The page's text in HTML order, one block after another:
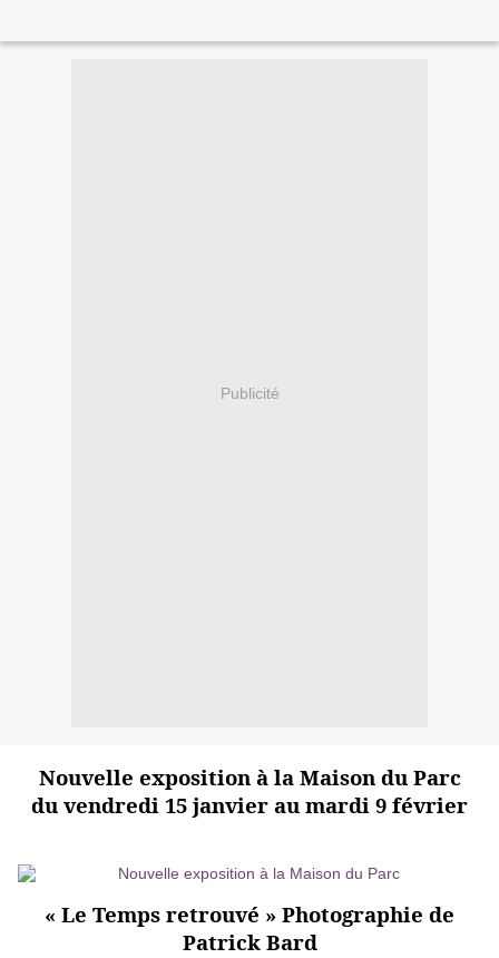
Publicité
Nouvelle exposition à la Maison du Parc
du vendredi 15 janvier au mardi 9 février
« Le Temps retrouvé » Photographie de
Patrick Bard